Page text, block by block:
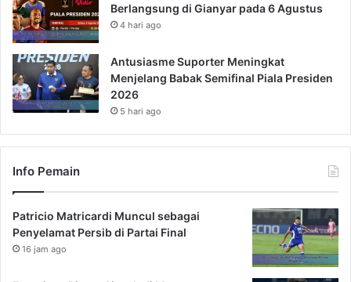
Berlangsung di Gianyar pada 6 Agustus
4 hari ago
Antusiasme Suporter Meningkat
Menjelang Babak Semifinal Piala Presiden
2026
5 hari ago
Info Pemain
Patricio Matricardi Muncul sebagai
Penyelamat Persib di Partai Final
16 jam ago